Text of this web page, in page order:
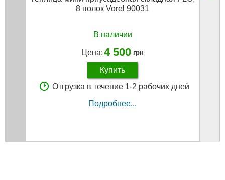
8 полок Vorel 90031
В наличии
Цена:4 500 грн
Купить
Отгрузка в течение 1-2 рабочих дней
Подробнее...